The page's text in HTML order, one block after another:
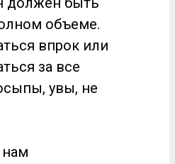
объеме.
впрок или
за все
увы, не